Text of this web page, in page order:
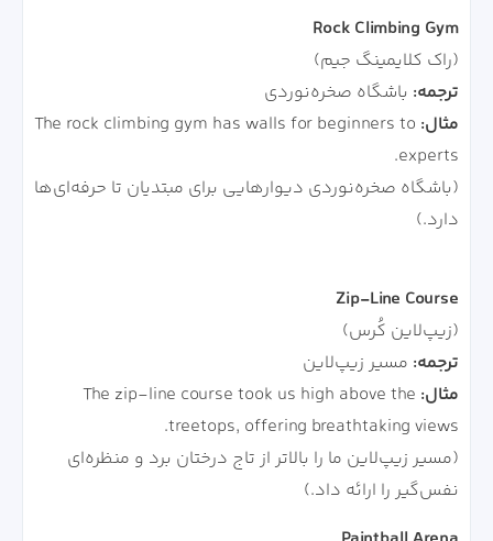
Rock Climbing Gym
(راک کلایمینگ جیم)
ترجمه: باشگاه صخره‌نوردی
مثال: The rock climbing gym has walls for beginners to
experts.
(باشگاه صخره‌نوردی دیوارهایی برای مبتدیان تا حرفه‌ای‌ها
دارد.)
Zip-Line Course
(زیپ‌لاین کُرس)
ترجمه: مسیر زیپ‌لاین
مثال: The zip-line course took us high above the
treetops, offering breathtaking views.
(مسیر زیپ‌لاین ما را بالاتر از تاج درختان برد و منظره‌ای
نفس‌گیر را ارائه داد.)